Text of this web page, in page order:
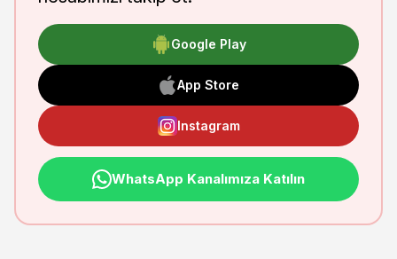
Google Play
App Store
Instagram
WhatsApp Kanalımıza Katılın